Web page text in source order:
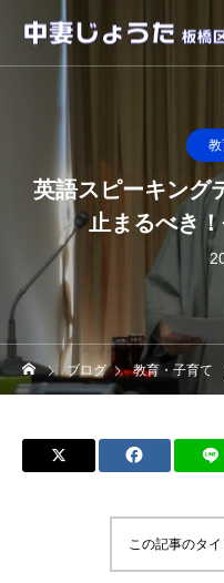
教
英語スピーキング
止まるべき
ブログ 教育・子育て
この記事のタ